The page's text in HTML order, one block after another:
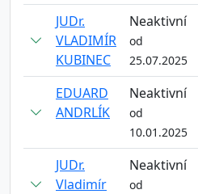
JUDr.
VLADIMÍR
KUBINEC
Neaktivní
od
25.07.2025
EDUARD
ANDRLÍK
Neaktivní
od
10.01.2025
JUDr.
Vladimír
Neaktivní
od